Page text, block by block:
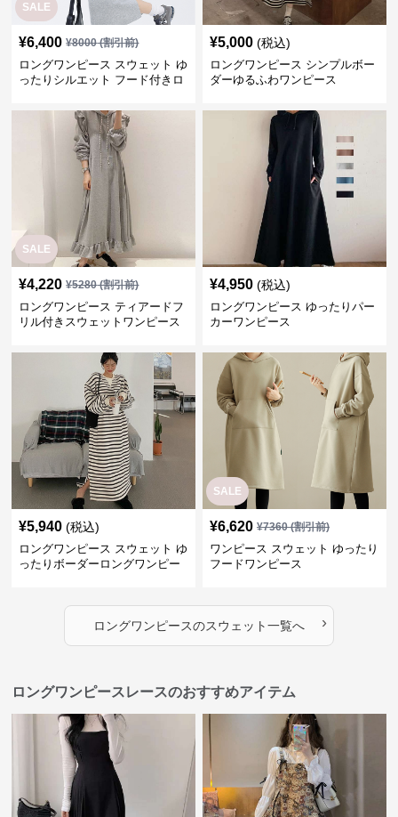
SALE
¥6,400 ¥8000(割引前)
ロングワンピース スウェット ゆ
ったりシルエット フード付きロ
¥5,000 (税込)
ロングワンピース シンプルボー
ダーゆるふわワンピース
SALE
¥4,220 ¥5280(割引前)
ロングワンピース ティアードフ
リル付きスウェットワンピース
¥4,950 (税込)
ロングワンピース ゆったりパー
カーワンピース
¥5,940 (税込)
ロングワンピース スウェット ゆ
ったりボーダーロングワンピー
SALE
¥6,620 ¥7360(割引前)
ワンピース スウェット ゆったり
フードワンピース
ロングワンピースのスウェット一覧へ ›
ロングワンピースレースのおすすめアイテム